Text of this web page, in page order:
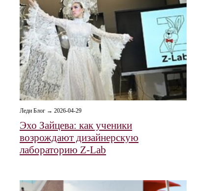
Леди Блог → 2026-04-29
Эхо Зайцева: как ученики
возрождают дизайнерскую
лабораторию Z-Lab